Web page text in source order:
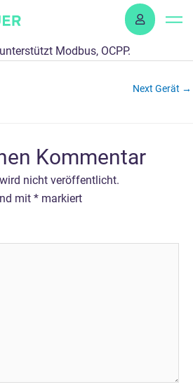
Modbus, OCPP.
Next Gerät →
Kommentar
nicht veröffentlicht.
mit * markiert